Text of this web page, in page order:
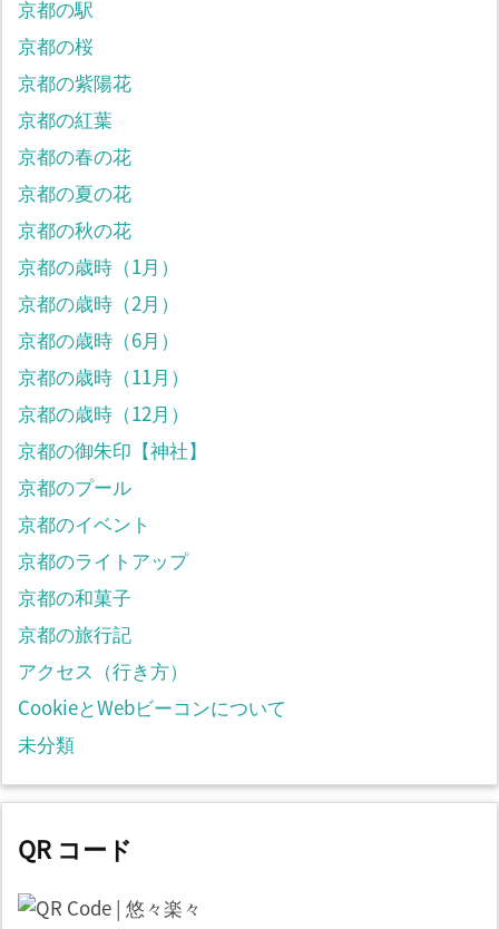
京都の駅
京都の桜
京都の紫陽花
京都の紅葉
京都の春の花
京都の夏の花
京都の秋の花
京都の歳時（1月）
京都の歳時（2月）
京都の歳時（6月）
京都の歳時（11月）
京都の歳時（12月）
京都の御朱印【神社】
京都のプール
京都のイベント
京都のライトアップ
京都の和菓子
京都の旅行記
アクセス（行き方）
CookieとWebビーコンについて
未分類
QR コード